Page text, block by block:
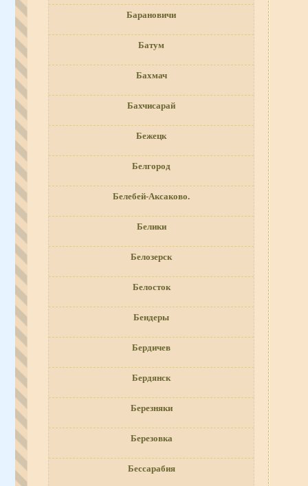
Барановичи
Батум
Бахмач
Бахчисарай
Бежецк
Белгород
Белебей-Аксаково.
Белики
Белозерск
Белосток
Бендеры
Бердичев
Бердянск
Березняки
Березовка
Бессарабия